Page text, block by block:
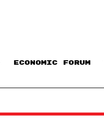
ECONOMIC FORUM